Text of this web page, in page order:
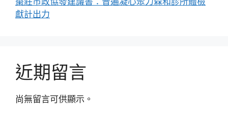
獻計出力
近期留言
尚無留言可供顯示。